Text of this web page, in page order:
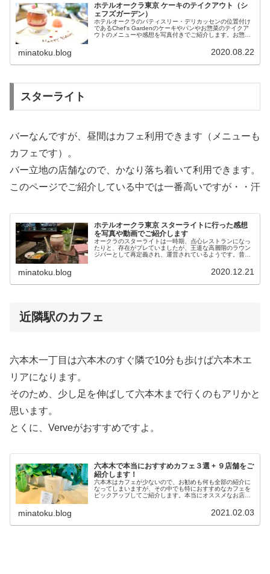
ホテルオークラ東京 ケーキのテイクアウト（シ
ェフズガーデン）
ホテルオークラのパティスリー・デリカッセンの位置付け
であるChef's Gardenのケーキやパンやお惣菜のテイクア
ウトのメニューや感想を写真付きでご紹介します。お惣菜
minatoku.blog 2020.08.22
スターライト
バーなんですが、昼間はカフェ利用できます（メニューも
カフェです）。
バー立地の店舗なので、かなり落ち着いて利用できます。
このページでご紹介している中では一番高いですが・・汗
ホテルオークラ東京 スターライトに行った感想
を写真や動画でご紹介します
オークラのスターライトは一時期、点心レストランになっ
たりと、存在がブレていましたが、王道な高層階のラウン
ジバーとして再定義され、運営されているようです。昔と
minatoku.blog 2020.12.21
近隣駅のカフェ
六本木一丁目は六本木のすぐ隣で10分も歩けば六本木エ
リアになります。
そのため、少し足を伸ばして六本木まで行くのもアリかと
思います。
とくに、Verveがおすすめですよ。
六本木で本当におすすめカフェ３選 + ９店舗をご
紹介します！
六本木はカフェが少ないので、お勧めも何も全部の紹介に
なってしまいますが、その中でも特におすすめなカフェを
ピックアップしてご紹介します。本当にオススメなお店３
minatoku.blog 2021.02.03